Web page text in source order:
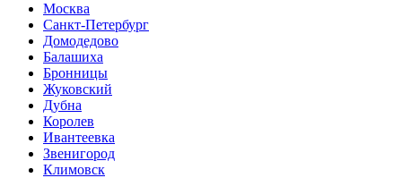
Москва
Санкт-Петербург
Домодедово
Балашиха
Бронницы
Жуковский
Дубна
Королев
Ивантеевка
Звенигород
Климовск